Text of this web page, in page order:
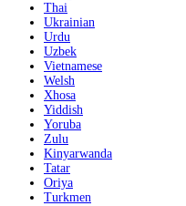
Thai
Ukrainian
Urdu
Uzbek
Vietnamese
Welsh
Xhosa
Yiddish
Yoruba
Zulu
Kinyarwanda
Tatar
Oriya
Turkmen